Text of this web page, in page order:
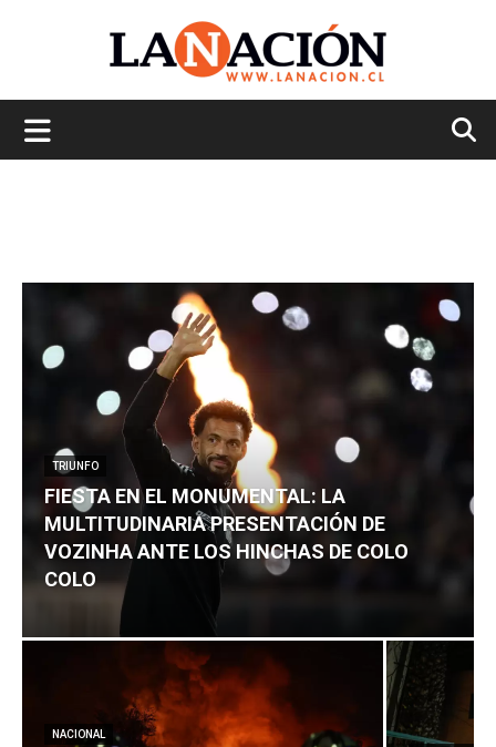
TRIUNFO
FIESTA EN EL MONUMENTAL: LA
MULTITUDINARIA PRESENTACIÓN DE
VOZINHA ANTE LOS HINCHAS DE COLO
COLO
NACIONAL